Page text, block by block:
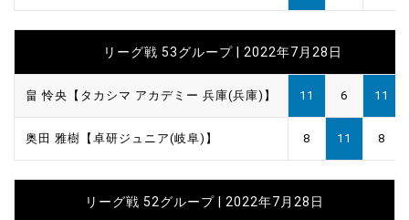
リーグ戦 53グループ | 2022年7月28日
畠 怜央【タカシマ アカデミー 兵庫(兵庫)】 11 6 11
奥田 雅樹【卓研ジュニア(岐阜)】 8 11 8
リーグ戦 52グループ | 2022年7月28日